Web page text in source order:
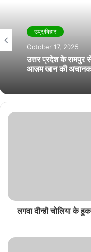
उप्र/बिहार
October 17, 2025
उत्तर प्रदेश के रामपुर
आज़म खान की अचानक
लगवा दीन्ही चोलिया के